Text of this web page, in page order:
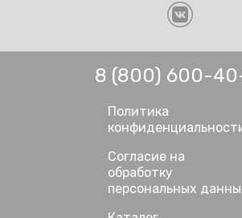
8 (800) 600-
Политика
Согласие на
обработку
персональных